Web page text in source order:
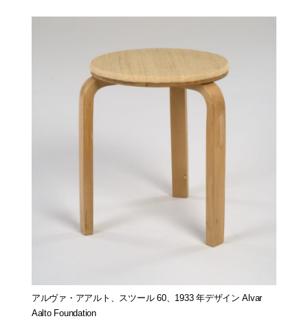
アルヴァ・アアルト、スツール 60、1933 年デザイン Alvar
Aalto Foundation